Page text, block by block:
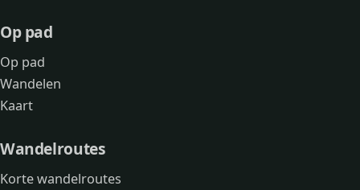
Op pad
Op pad
Wandelen
Kaart
Wandelroutes
Korte wandelroutes